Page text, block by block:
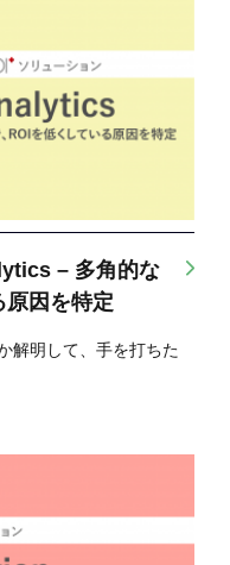
– 多角的な
原因を特定
解明して、手を打ちた